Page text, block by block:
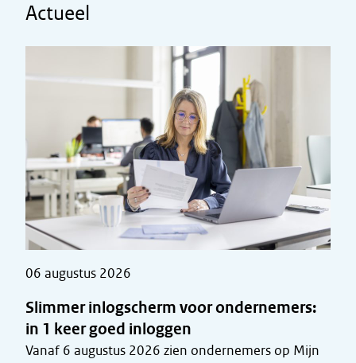
Actueel
Slimmer inlogscherm voor ondernemers:
in 1 keer goed inloggen
06 augustus 2026
Vanaf 6 augustus 2026 zien ondernemers op Mijn